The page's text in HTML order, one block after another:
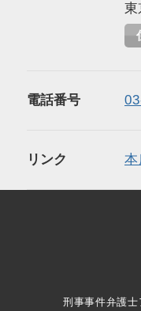
東
電話番号
リンク 本
刑事事件弁護士